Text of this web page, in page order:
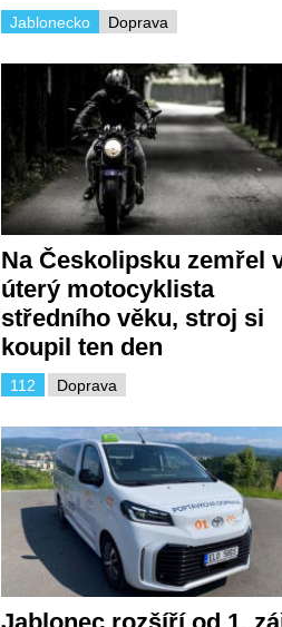
Doprava
Jablonecko
Na Českolipsku zemřel
úterý motocyklista
středního věku, stroj si
koupil ten den
112 Doprava